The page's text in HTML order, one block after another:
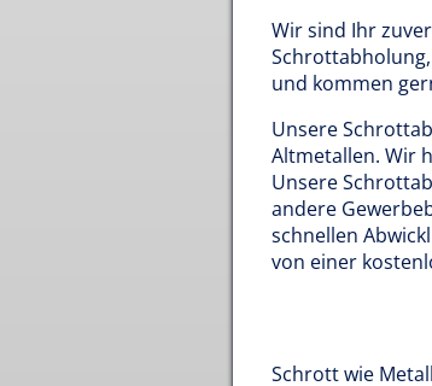
Wir sind Ihr
und kommen
Unsere
Altmetallen. Wir
Unsere
andere
schnellen
von einer
Schrott wie